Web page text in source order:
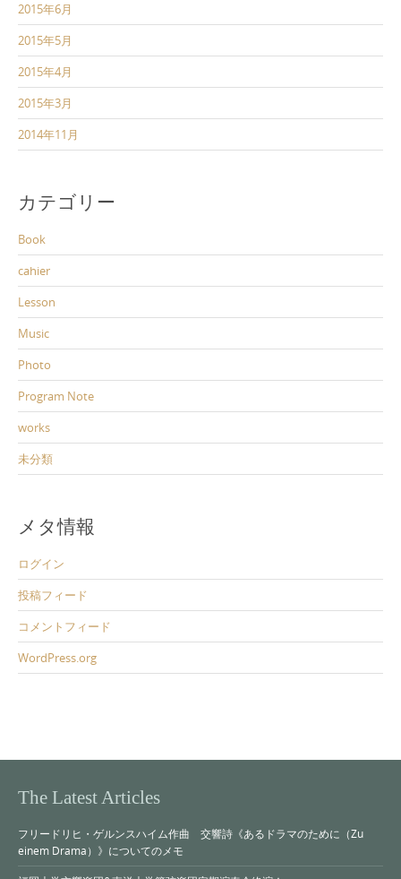
2015年6月
2015年5月
2015年4月
2015年3月
2014年11月
カテゴリー
Book
cahier
Lesson
Music
Photo
Program Note
works
未分類
メタ情報
ログイン
投稿フィード
コメントフィード
WordPress.org
The Latest Articles
フリードリヒ・ゲルンスハイム作曲 交響詩《あるドラマのために（Zu
einem Drama）》についてのメモ